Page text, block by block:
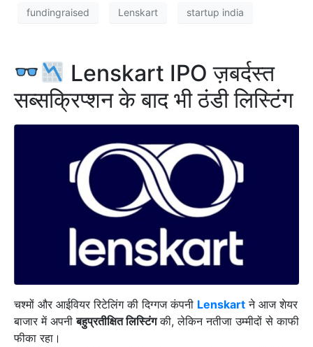
fundingraised Lenskart startup india
Lenskart IPO ज़बर्दस्त
सब्सक्रिप्शन के बाद भी ठंडी लिस्टिंग
चश्मों और आईवियर रिटेलिंग की दिग्गज कंपनी Lenskart ने आज शेयर
बाजार में अपनीबहुप्रतीक्षित लिस्टिंगकी, लेकिन नतीजा उम्मीदों से काफी
फीका रहा।